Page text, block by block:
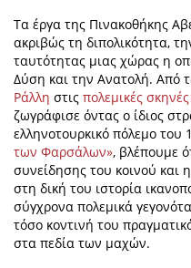
Τα έργα της Πινακοθήκης
ακριβώς τη διπολικότητα,
ταυτότητας μιας χώρας η
Δύση και την Ανατολή. Από
Ράλλη στις πολεμικές
ζωγράφισε όντας ο ίδιος
ελληνοτουρκικό πόλεμο του
των Φαρσάλων», βλέπουμε
συνείδησης του κοινού και
στη δική του ιστορία
σύγχρονα πολεμικά
τόσο κοντινή του
στα πεδία των μαχών.